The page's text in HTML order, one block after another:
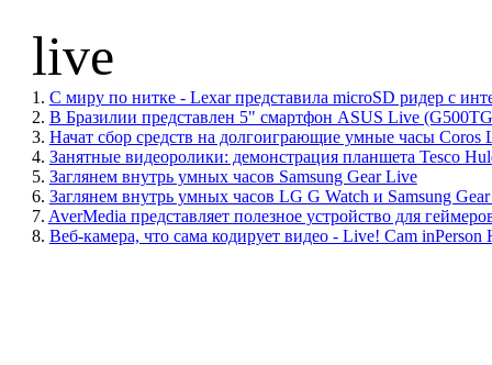
live
1. С миру по нитке - Lexar представила microSD ридер с
2. В Бразилии представлен 5" смартфон ASUS Live
3. Начат сбор средств на долгоиграющие умные часы Coros
4. Занятные видеоролики: демонстрация планшета Tesco
5. Заглянем внутрь умных часов Samsung Gear Live
6. Заглянем внутрь умных часов LG G Watch и Samsung
7. AverMedia представляет полезное устройство для
8. Веб-камера, что сама кодирует видео - Live! Cam inPerson